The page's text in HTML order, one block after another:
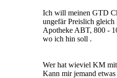
Ich will meinen GTD
ungefär Preislich gleich
Apotheke ABT, 800 -
wo ich hin soll .
Wer hat wieviel KM
Kann mir jemand